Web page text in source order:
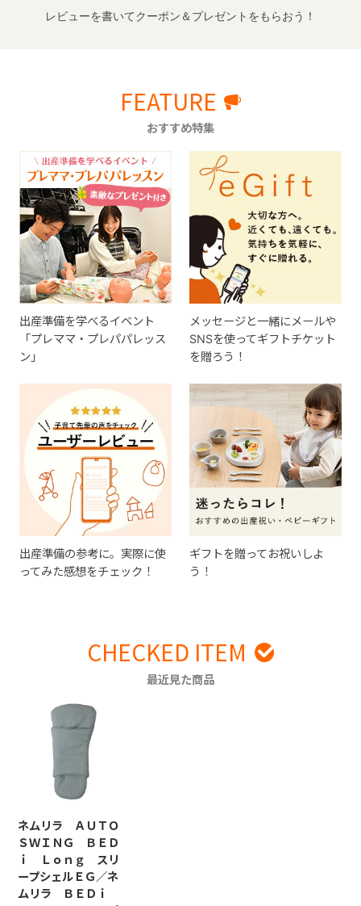
レビューを書いてクーポン＆プレゼントをもらおう！
FEATURE
おすすめ特集
出産準備を学べるイベント
「プレママ・プレパパレッス
ン」
メッセージと一緒にメールや
SNSを使ってギフトチケット
を贈ろう！
出産準備の参考に。実際に使
ってみた感想をチェック！
ギフトを贈ってお祝いしよ
う！
CHECKED ITEM
最近見た商品
ネムリラ ＡＵＴＯ
ＳＷＩＮＧ ＢＥＤ
ｉ Ｌｏｎｇ スリ
ープシェルＥＧ／ネ
ムリラ ＢＥＤｉ